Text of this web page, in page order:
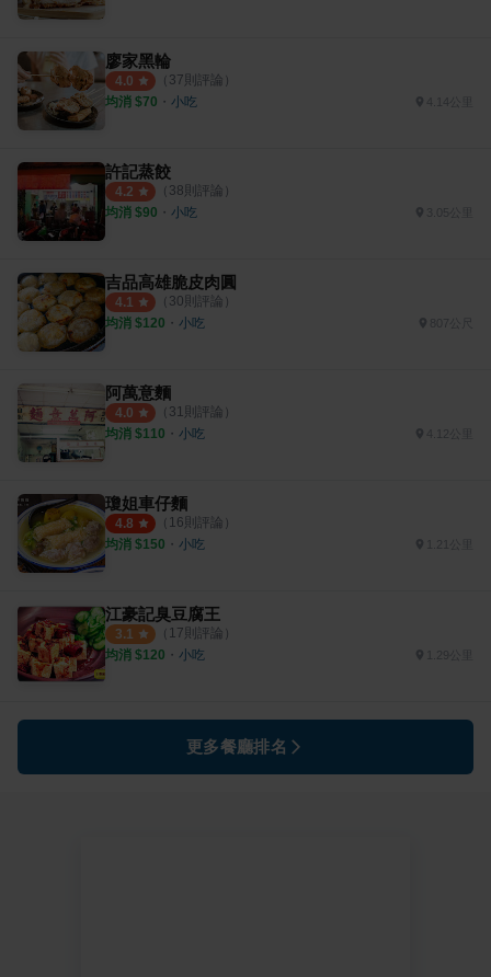
廖家黑輪
4.0 （ 37則評論）
均消 $70 ・ 小吃
許記蒸餃
4.2 （ 38則評論）
均消 $90 ・ 小吃 3.05公里
吉品高雄脆皮肉圓
4.1 （ 30則評論）
均消 $120 ・ 小吃
阿萬意麵
4.0 （ 31則評論）
均消 $110 ・ 小吃
瓊姐車仔麵
4.8 （ 16則評論）
均消 $150 ・ 小吃
江豪記臭豆腐王
3.1 （ 17則評論）
均消 $120 ・ 小吃
更多餐廳排名